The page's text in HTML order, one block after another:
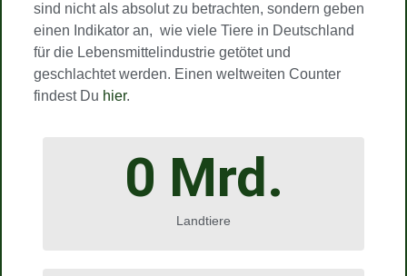
sind nicht als absolut zu betrachten, sondern geben
einen Indikator an, wie viele Tiere in Deutschland
für die Lebensmittelindustrie getötet und
geschlachtet werden. Einen weltweiten Counter
findest Du hier.
Landtiere
0 Mrd.